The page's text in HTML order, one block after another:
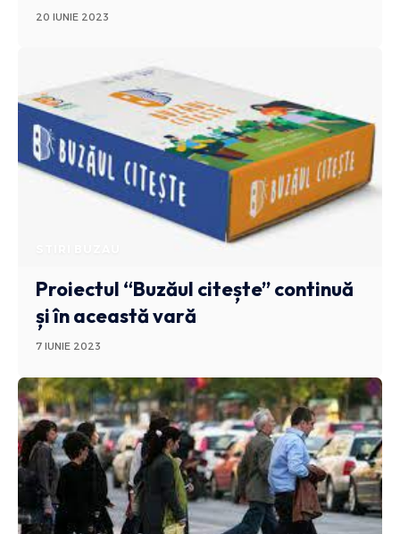
20 IUNIE 2023
Proiectul “Buzăul citește” continuă
și în această vară
7 IUNIE 2023